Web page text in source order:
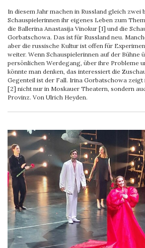
In diesem Jahr machen in Russland gleich zwei
Schauspielerinnen ihr eigenes Leben zum
die Ballerina Anastasija Vinokur [1] und die
Gorbatschowa. Das ist für Russland neu.
aber die russische Kultur ist offen für
weiter. Wenn Schauspielerinnen auf der Bühne
persönlichen Werdegang, über ihre Probleme
könnte man denken, das interessiert die
Gegenteil ist der Fall. Irina Gorbatschowa zeigt
[2] nicht nur in Moskauer Theatern, sondern
Provinz. Von Ulrich Heyden.